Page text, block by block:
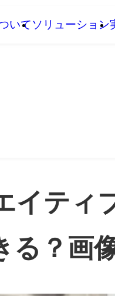
いてソリューション
イティ
る？画